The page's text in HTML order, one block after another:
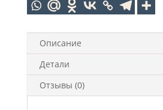
Описание
Детали
Отзывы (0)